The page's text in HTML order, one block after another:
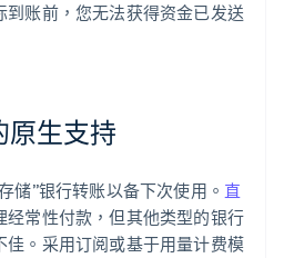
到账前，您无法获得资金已发送
原生支持
储”银行转账以备下次使用。 直
经常性付款，但其他类型的银行
佳。采用订阅或基于用量计费模